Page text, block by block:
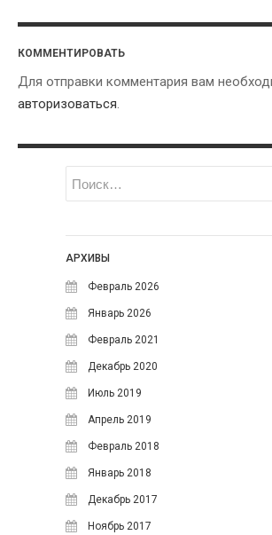
Апрель 2017
Июнь 2016
Май 2016
Добавляем letsencrypt
сертификат в ISPmanager 5
вручную
Умный поиск для интернет-
магазина на WordPress и
WooCommerce: как увеличить
продажи
Умный поиск для OpenCart:
Как исправить опечатки и
увеличить продажи интернет-
магазина
Умный поиск для Bitrix: Как
увеличить конверсию
КОММЕНТИРОВАТЬ
Для отправки комментария вам
авторизоваться
АРХИВЫ
Февраль 2026
Январь 2026
Февраль 2021
Декабрь 2020
Июль 2019
Апрель 2019
Февраль 2018
Январь 2018
Декабрь 2017
Ноябрь 2017